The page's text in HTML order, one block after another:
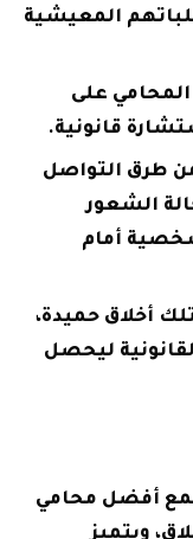
المعيشية
على
من طرق التواصل
الشعور
أمام
أخلاق حميدة،
ليحصل
أفضل محامي